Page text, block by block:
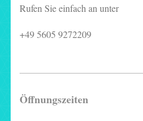
Rufen Sie einfach an unter
+49 5605 9272209
Öffnungszeiten